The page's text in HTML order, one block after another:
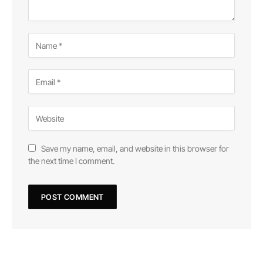
Save my name, email, and website in this browser for
the next time I comment.